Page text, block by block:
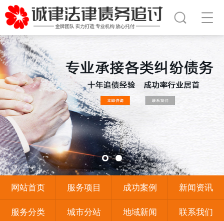
网站首页 服务项目 成功案例 新闻资讯
服务分类 城市分站 地域新闻 联系我们